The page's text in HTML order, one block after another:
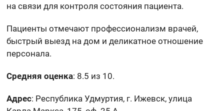
на связи для контроля состояния пациента.
Пациенты отмечают профессионализм врачей,
быстрый выезд на дом и деликатное отношение
персонала.
Средняя оценка: 8.5 из 10.
Адрес: Республика Удмуртия, г. Ижевск, улица